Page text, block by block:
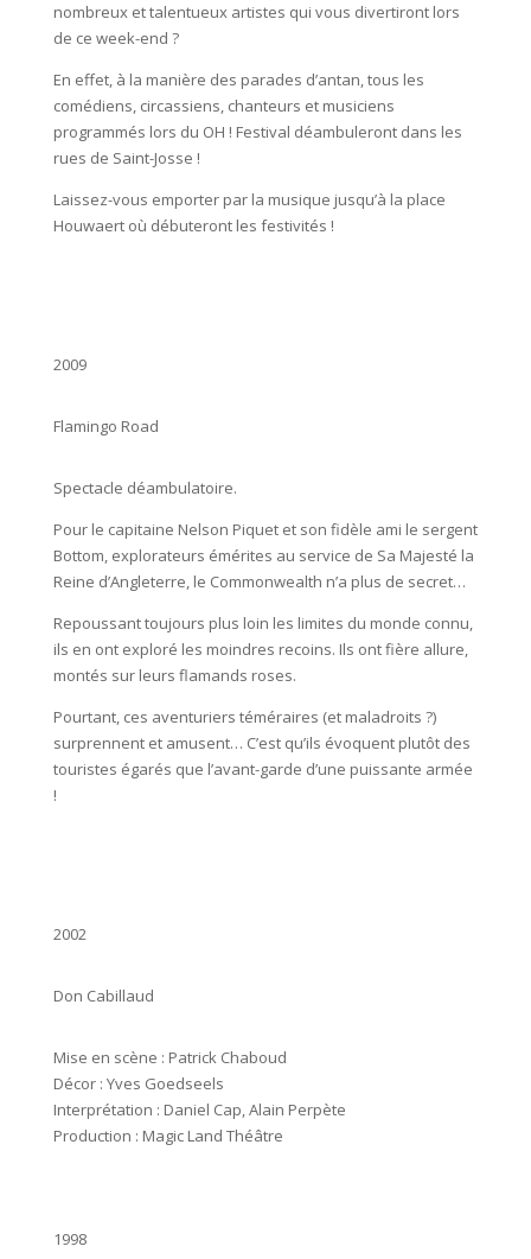
nombreux et talentueux artistes qui vous divertiront lors
de ce week-end ?
En effet, à la manière des parades d’antan, tous les
comédiens, circassiens, chanteurs et musiciens
programmés lors du OH ! Festival déambuleront dans les
rues de Saint-Josse !
Laissez-vous emporter par la musique jusqu’à la place
Houwaert où débuteront les festivités !
2009
Flamingo Road
Spectacle déambulatoire.
Pour le capitaine Nelson Piquet et son fidèle ami le sergent
Bottom, explorateurs émérites au service de Sa Majesté la
Reine d’Angleterre, le Commonwealth n’a plus de secret…
Repoussant toujours plus loin les limites du monde connu,
ils en ont exploré les moindres recoins. Ils ont fière allure,
montés sur leurs flamands roses.
Pourtant, ces aventuriers téméraires (et maladroits ?)
surprennent et amusent… C’est qu’ils évoquent plutôt des
touristes égarés que l’avant-garde d’une puissante armée
!
2002
Don Cabillaud
Mise en scène : Patrick Chaboud
Décor : Yves Goedseels
Interprétation : Daniel Cap, Alain Perpète
Production : Magic Land Théâtre
1998